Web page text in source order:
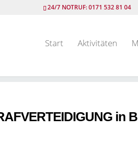
24/7 NOTRUF: 0171 532 81 04
Start Aktivitäten
in